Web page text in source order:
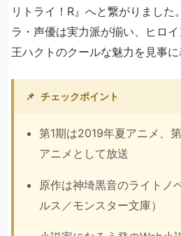
リトライ！R』へと繋がりました
ラ・声優は実力派が揃い、ヒロ
王ハクトのクールな魅力を見事に
📌 チェックポイント
第1期は2019年夏アニメ、
アニメとして放送
原作は神埼黒音のライトノ
ルス／モンスター文庫）